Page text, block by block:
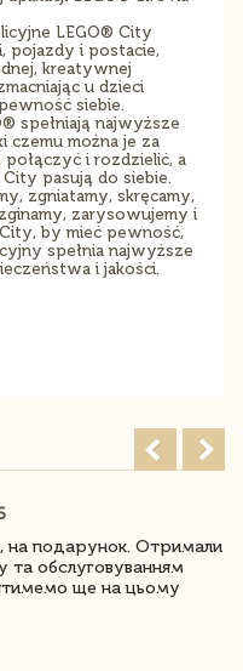
LEGO® City
pojazdy i postacie,
kreatywnej
u dzieci
siebie.
spełniają najwyższe
czemu można je za
i rozdzielić, a
pasują do siebie.
zgniatamy, skręcamy,
zarysowujemy i
by mieć pewność,
spełnia najwyższe
i jakości.
на подарунок. Отримали
та обслуговуванням
ще на цьому